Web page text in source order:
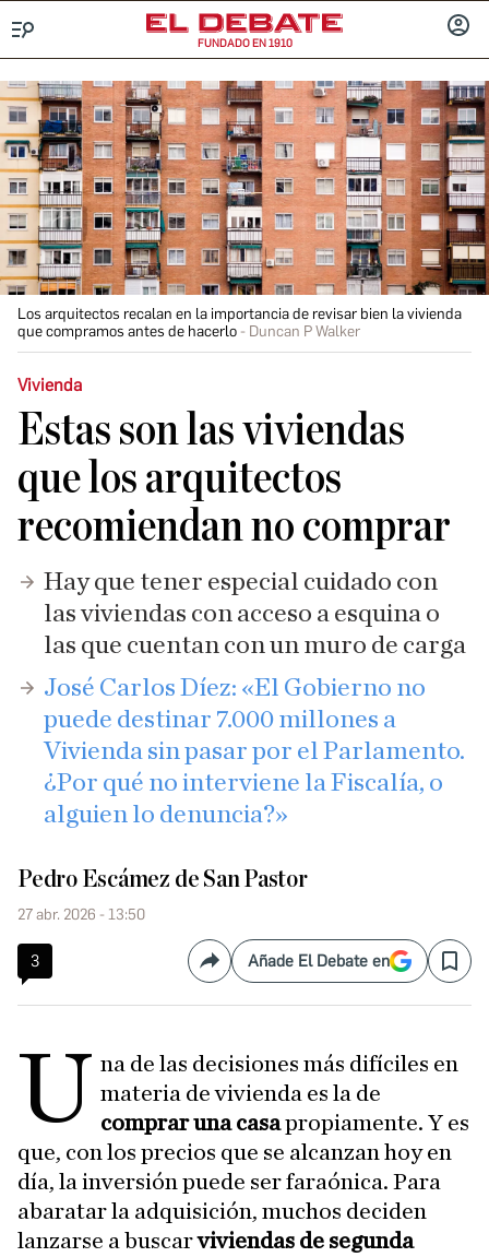
FUNDADO EN 1910
Los arquitectos recalan en la importancia de revisar bien la vivienda
que compramos antes de hacerlo
Duncan P Walker
Vivienda
Estas son las viviendas
que los arquitectos
recomiendan no comprar
Hay que tener especial cuidado con
las viviendas con acceso a esquina o
las que cuentan con un muro de carga
José Carlos Díez: «El Gobierno no
puede destinar 7.000 millones a
Vivienda sin pasar por el Parlamento.
¿Por qué no interviene la Fiscalía, o
alguien lo denuncia?»
Pedro Escámez de San Pastor
27 abr. 2026 - 13:50
3 CompartirAñade El Debate en Save
U na de las decisiones más difíciles en
materia de vivienda es la de
comprar una casapropiamente. Y es
que, con los precios que se alcanzan hoy en
día, la inversión puede ser faraónica. Para
abaratar la adquisición, muchos deciden
lanzarse a buscarviviendas de segunda